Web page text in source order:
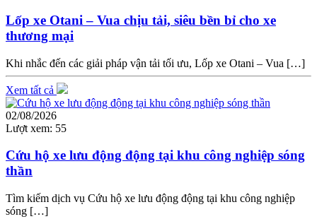
Lốp xe Otani – Vua chịu tải, siêu bền bỉ cho xe
thương mại
Khi nhắc đến các giải pháp vận tải tối ưu, Lốp xe Otani – Vua […]
Xem tất cả
02/08/2026
Lượt xem: 55
Cứu hộ xe lưu động động tại khu công nghiệp sóng
thần
Tìm kiếm dịch vụ Cứu hộ xe lưu động động tại khu công nghiệp
sóng […]